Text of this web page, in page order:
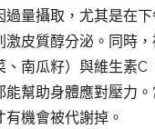
過量攝取，尤其是在
激皮質醇分泌。同時
、南瓜籽）與維生素C
能幫助身體應對壓力
機會被代謝掉。